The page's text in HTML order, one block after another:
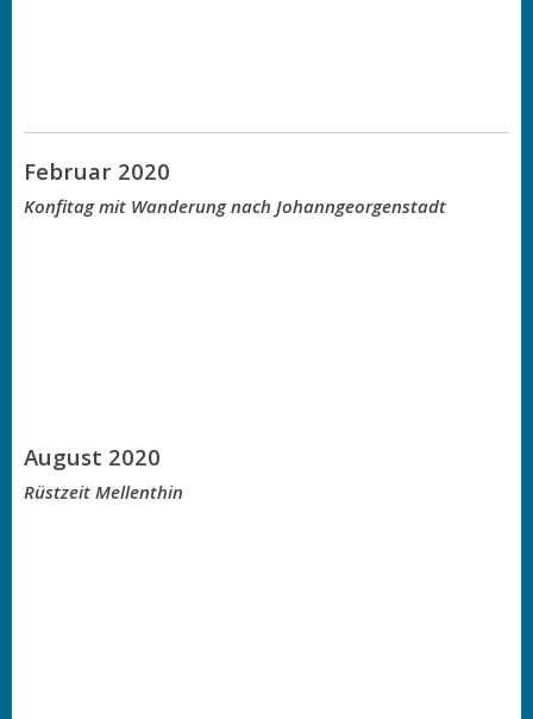
Februar 2020
Konfitag mit Wanderung nach Johanngeorgenstadt
August 2020
Rüstzeit Mellenthin